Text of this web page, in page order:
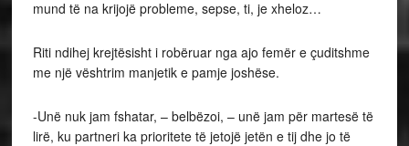
mund të na krijojë probleme, sepse, ti, je xheloz…
Riti ndihej krejtësisht i robëruar nga ajo femër e çuditshme
me një vështrim manjetik e pamje joshëse.
-Unë nuk jam fshatar, – belbëzoi, – unë jam për martesë të
lirë, ku partneri ka prioritete të jetojë jetën e tij dhe jo të